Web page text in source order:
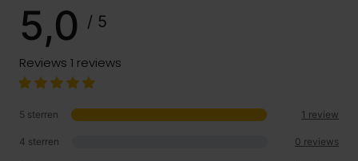
5,0 / 5
Reviews 1 reviews
5 sterren 1 review
4 sterren 0 reviews